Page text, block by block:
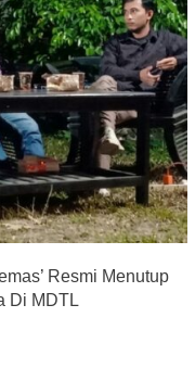
Resmi Menutup
Di MDTL